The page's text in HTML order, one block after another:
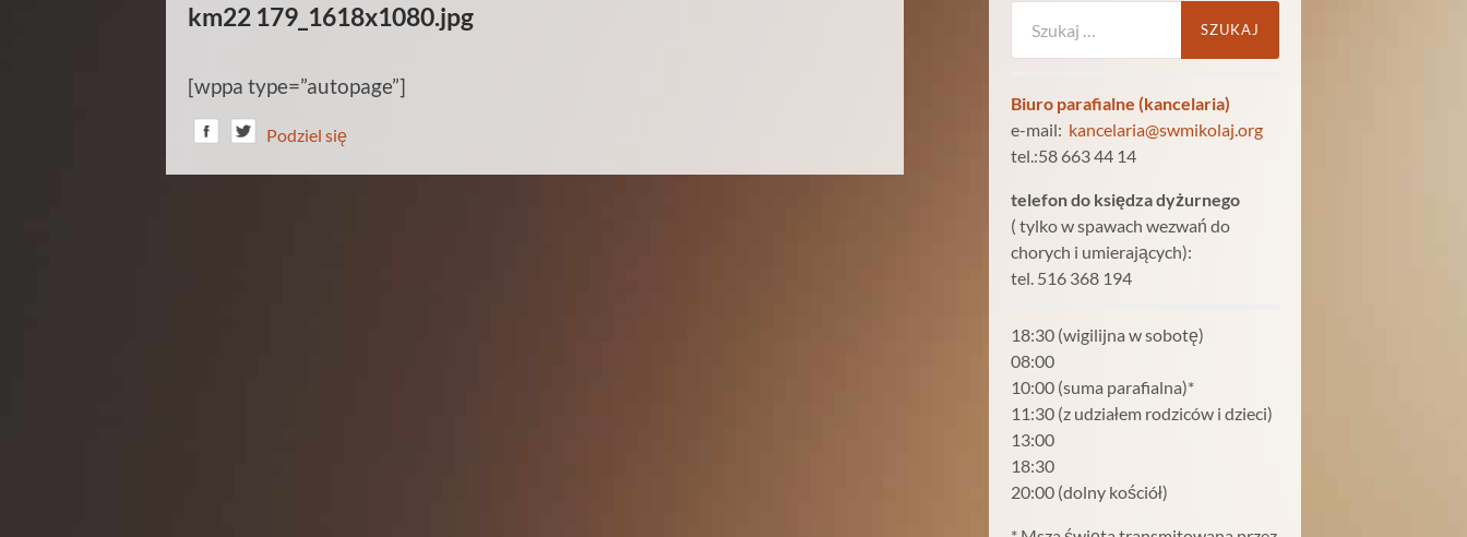
km22 179_1618x1080.jpg
[wppa type=”autopage”]
Podziel się
Biuro parafialne (kancelaria)
e-mail: kancelaria@swmikolaj.org
tel.:58 663 44 14
telefon do księdza dyżurnego
( tylko w spawach wezwań do
chorych i umierających):
tel. 516 368 194
18:30 (wigilijna w sobotę)
08:00
10:00 (suma parafialna)*
11:30 (z udziałem rodziców i dzieci)
13:00
18:30
20:00 (dolny kościół)